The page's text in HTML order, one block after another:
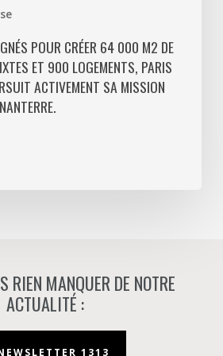
POUR CRÉER 64 000 M2 DE
ET 900 LOGEMENTS, PARIS
ACTIVEMENT SA MISSION
RIEN MANQUER DE NOTRE
ACTUALITÉ :
1313